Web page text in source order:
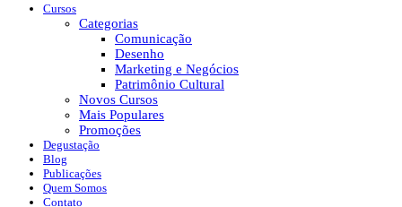
Cursos
Categorias
Comunicação
Desenho
Marketing e Negócios
Patrimônio Cultural
Novos Cursos
Mais Populares
Promoções
Degustação
Blog
Publicações
Quem Somos
Contato